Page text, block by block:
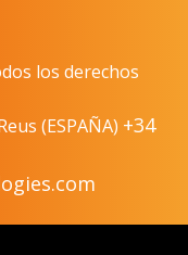
los derechos
(ESPAÑA) +34